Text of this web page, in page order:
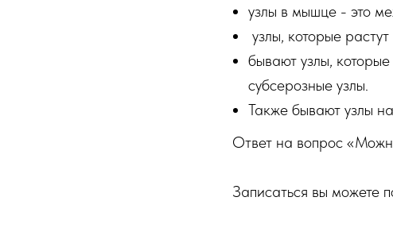
узлы в мышце - это
узлы, которые
бывают узлы,
субсерозные узлы.
Также бывают узлы
Ответ на вопрос
Записаться вы можете